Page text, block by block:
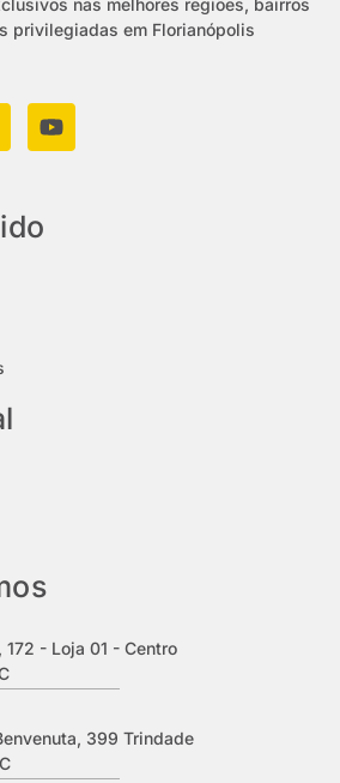
nas melhores regiões, bairros
privilegiadas em Florianópolis
172 - Loja 01 - Centro
399 Trindade